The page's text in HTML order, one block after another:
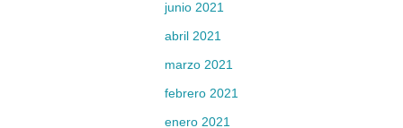
junio 2021
abril 2021
marzo 2021
febrero 2021
enero 2021